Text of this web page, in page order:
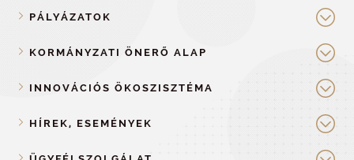
PÁLYÁZATOK
KORMÁNYZATI ÖNERŐ ALAP
INNOVÁCIÓS ÖKOSZISZTÉMA
HÍREK, ESEMÉNYEK